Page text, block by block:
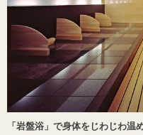
「岩盤浴」で身体をじわじわ温